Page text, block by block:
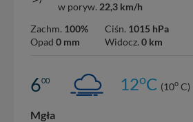
w poryw. 22,3 km/h
Zachm. 100%
Opad 0 mm
Ciśn. 1015 hPa
Widocz. 0 km
600 12oC (10o C)
Mgła